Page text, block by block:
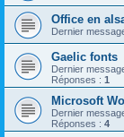
Office en
Dernier
Gaelic fonts
Dernier
Réponses : 1
Microsoft
Dernier
Réponses : 4